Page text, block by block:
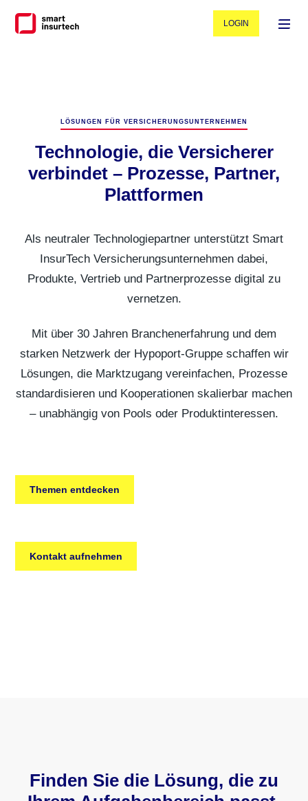
LOGIN
LÖSUNGEN FÜR VERSICHERUNGSUNTERNEHMEN
Technologie, die Versicherer
verbindet – Prozesse, Partner,
Plattformen
Als neutraler Technologiepartner unterstützt Smart
InsurTech Versicherungsunternehmen dabei,
Produkte, Vertrieb und Partnerprozesse digital zu
vernetzen.
Mit über 30 Jahren Branchenerfahrung und dem
starken Netzwerk der Hypoport-Gruppe schaffen wir
Lösungen, die Marktzugang vereinfachen, Prozesse
standardisieren und Kooperationen skalierbar machen
– unabhängig von Pools oder Produktinteressen.
Themen entdecken
Kontakt aufnehmen
Finden Sie die Lösung, die zu